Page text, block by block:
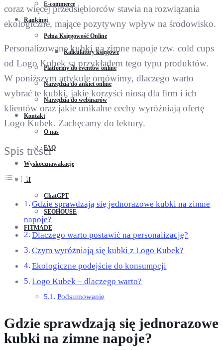
E-commerce
Rankingi
Pełna Księgowość Online
Kalkulatory księgowe
Platformy do eventów online
Narzędzia do ankiet online
Narzędzia do webinarów
Kontakt
O nas
FAQ
Wyskocznawakacje
AI
ChatGPT
SEOHOUSE
FITMADE
coraz więcej przedsiębiorców stawia na rozwiązania
ekologiczne, mające pozytywny wpływ na środowisko.
Personalizowane kubki na zimne napoje tzw. cold cups
od Logo Kubek są przykładem tego typu produktów.
W poniższym artykule omówimy, dlaczego warto
wybrać te kubki, jakie korzyści niosą dla firm i ich
klientów oraz jakie unikalne cechy wyróżniają ofertę
Logo Kubek. Zachęcamy do lektury.
Spis treści
Gdzie sprawdzają się jednorazowe kubki na zimne
napoje?
Dlaczego warto postawić na personalizację?
Czym wyróżniają się kubki z Logo Kubek?
Ekologiczne podejście do konsumpcji
Logo Kubek – dlaczego warto?
Podsumowanie
Gdzie sprawdzają się jednorazowe
kubki na zimne napoje?